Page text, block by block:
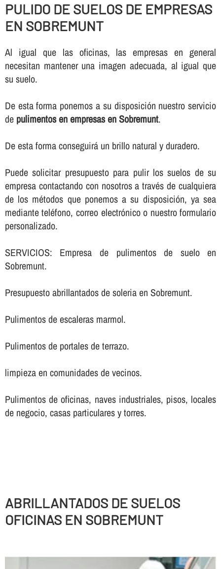
PULIDO DE SUELOS DE EMPRESAS
EN SOBREMUNT
Al igual que las oficinas, las empresas en general
necesitan mantener una imagen adecuada, al igual que
su suelo.
De esta forma ponemos a su disposición nuestro servicio
de pulimentos en empresas en Sobremunt.
De esta forma conseguirá un brillo natural y duradero.
Puede solicitar presupuesto para pulir los suelos de su
empresa contactando con nosotros a través de cualquiera
de los métodos que ponemos a su disposición, ya sea
mediante teléfono, correo electrónico o nuestro formulario
personalizado.
SERVICIOS: Empresa de pulimentos de suelo en
Sobremunt.
Presupuesto abrillantados de soleria en Sobremunt.
Pulimentos de escaleras marmol.
Pulimentos de portales de terrazo.
limpieza en comunidades de vecinos.
Pulimentos de oficinas, naves industriales, pisos, locales
de negocio, casas particulares y torres.
ABRILLANTADOS DE SUELOS
OFICINAS EN SOBREMUNT